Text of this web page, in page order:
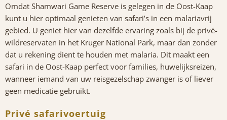
Omdat Shamwari Game Reserve is gelegen in de Oost-Kaap
kunt u hier optimaal genieten van safari’s in een malariavrij
gebied. U geniet hier van dezelfde ervaring zoals bij de privé-
wildreservaten in het Kruger National Park, maar dan zonder
dat u rekening dient te houden met malaria. Dit maakt een
safari in de Oost-Kaap perfect voor families, huwelijksreizen,
wanneer iemand van uw reisgezelschap zwanger is of liever
geen medicatie gebruikt.
Privé safarivoertuig